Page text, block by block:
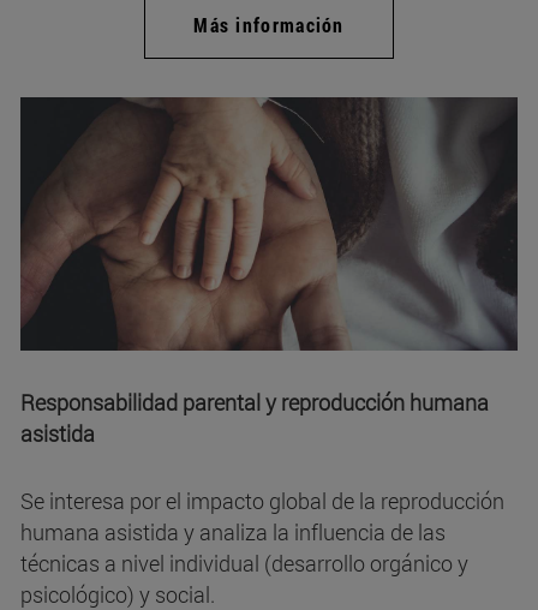
Más información
Responsabilidad parental y reproducción humana
asistida
Se interesa por el impacto global de la reproducción
humana asistida y analiza la influencia de las
técnicas a nivel individual (desarrollo orgánico y
psicológico) y social.